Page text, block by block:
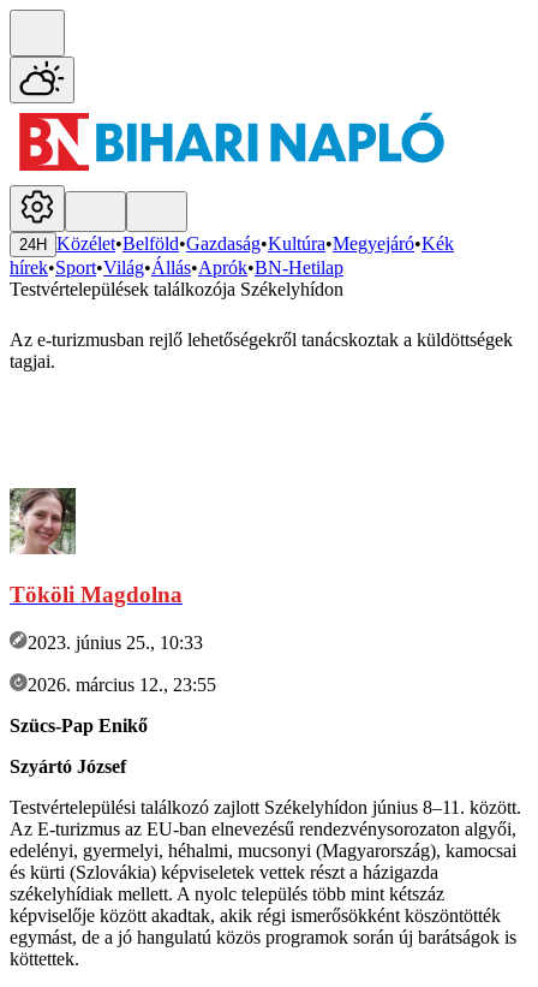
24H Közélet•Belföld•Gazdaság•Kultúra•Megyejáró•Kék
hírek•Sport•Világ•Állás•Aprók•BN-Hetilap
Testvértelepülések találkozója Székelyhídon
Az e-turizmusban rejlő lehetőségekről tanácskoztak a küldöttségek
tagjai.
Tököli Magdolna
2023. június 25., 10:33
2026. március 12., 23:55
Szücs-Pap Enikő
Szyártó József
Testvértelepülési találkozó zajlott Székelyhídon június 8–11. között.
Az E-turizmus az EU-ban elnevezésű rendezvénysorozaton algyői,
edelényi, gyermelyi, héhalmi, mucsonyi (Magyarország), kamocsai
és kürti (Szlovákia) képviseletek vettek részt a házigazda
székelyhídiak mellett. A nyolc település több mint kétszáz
képviselője között akadtak, akik régi ismerősökként köszöntötték
egymást, de a jó hangulatú közös programok során új barátságok is
köttettek.